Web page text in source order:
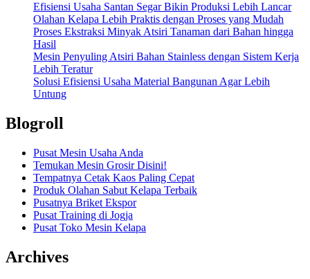
Efisiensi Usaha Santan Segar Bikin Produksi Lebih Lancar
Olahan Kelapa Lebih Praktis dengan Proses yang Mudah
Proses Ekstraksi Minyak Atsiri Tanaman dari Bahan hingga
Hasil
Mesin Penyuling Atsiri Bahan Stainless dengan Sistem Kerja
Lebih Teratur
Solusi Efisiensi Usaha Material Bangunan Agar Lebih
Untung
Blogroll
Pusat Mesin Usaha Anda
Temukan Mesin Grosir Disini!
Tempatnya Cetak Kaos Paling Cepat
Produk Olahan Sabut Kelapa Terbaik
Pusatnya Briket Ekspor
Pusat Training di Jogja
Pusat Toko Mesin Kelapa
Archives